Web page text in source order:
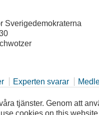
Sverigedemokraterna
Experten svarar
tjänster. Genom att
cookies on this